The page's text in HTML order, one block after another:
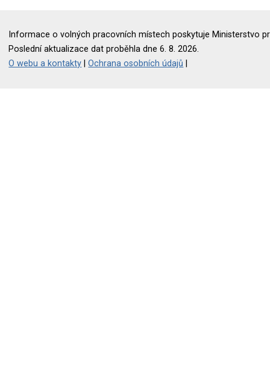
Informace o volných pracovních místech poskytuje Ministerstvo
Poslední aktualizace dat proběhla dne 6. 8. 2026.
O webu a kontakty |Ochrana osobních údajů